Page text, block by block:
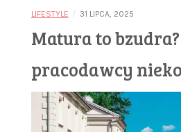
LIFESTYLE / 31 LIPCA, 2025
Matura to
pracodawcy